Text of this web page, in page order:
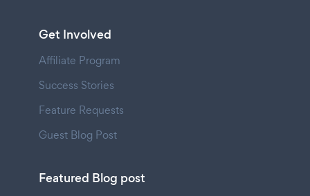
Get Involved
Affiliate Program
Success Stories
Feature Requests
Guest Blog Post
Featured Blog post